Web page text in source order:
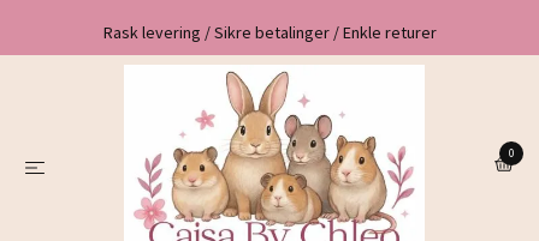
Rask levering / Sikre betalinger / Enkle returer
0